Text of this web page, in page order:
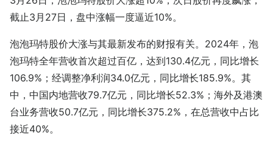
截止3月27日，盘中涨幅一度逼近10%。
泡泡玛特股价大涨与其最新发布的财报有关。2024年，泡
泡玛特全年营收首次超过百亿，达到130.4亿元，同比增长
106.9%；经调整净利润34.0亿元，同比增长185.9%。其
中，中国内地营收79.7亿元，同比增长52.3%；海外及港澳
台业务营收50.7亿元，同比增长375.2%，在总营收中占比
接近40%。